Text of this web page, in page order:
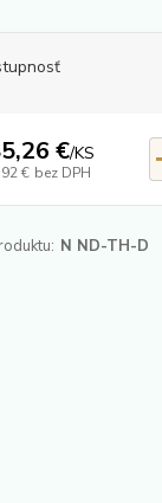
€/KS
€ bez DPH
N ND-TH-D